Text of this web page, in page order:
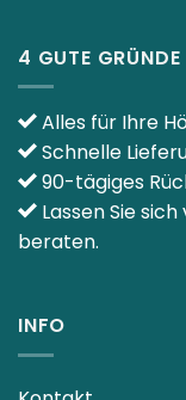
4 GUTE GRÜNDE
Alles für Ihre
Schnelle
90-tägiges
Lassen Sie
beraten.
INFO